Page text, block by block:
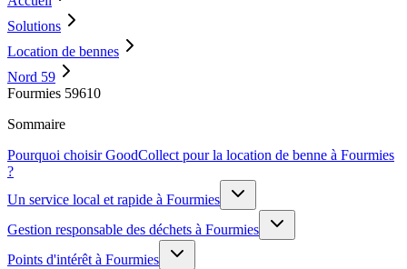
Solutions
Location de bennes
Nord 59
Fourmies 59610
Sommaire
Pourquoi choisir GoodCollect pour la location de benne à Fourmies
?
Un service local et rapide à Fourmies
Gestion responsable des déchets à Fourmies
Points d'intérêt à Fourmies